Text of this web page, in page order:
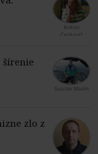
Anton
Čapkovič
Gustáv Murín